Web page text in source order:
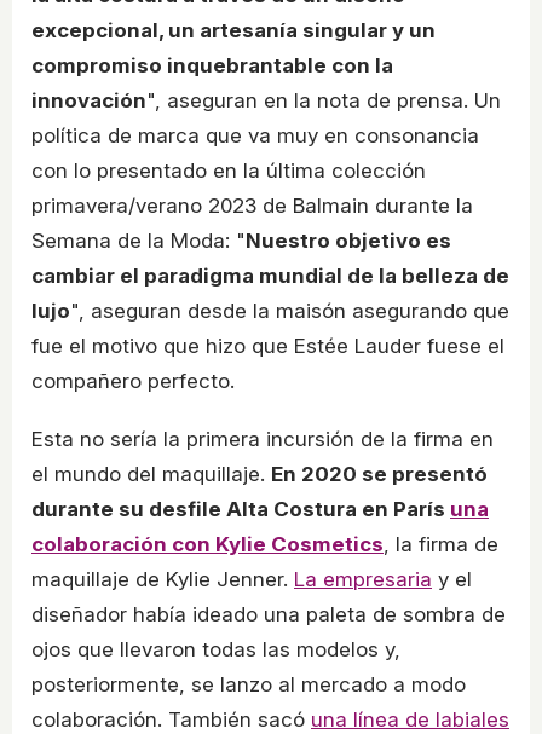
excepcional, un artesanía singular y un
compromiso inquebrantable con la
innovación", aseguran en la nota de prensa. Un
política de marca que va muy en consonancia
con lo presentado en la última colección
primavera/verano 2023 de Balmain durante la
Semana de la Moda: "Nuestro objetivo es
cambiar el paradigma mundial de la belleza de
lujo", aseguran desde la maisón asegurando que
fue el motivo que hizo que Estée Lauder fuese el
compañero perfecto.
Esta no sería la primera incursión de la firma en
el mundo del maquillaje. En 2020 se presentó
durante su desfile Alta Costura en París una
colaboración con Kylie Cosmetics, la firma de
maquillaje de Kylie Jenner. La empresaria y el
diseñador había ideado una paleta de sombra de
ojos que llevaron todas las modelos y,
posteriormente, se lanzo al mercado a modo
colaboración. También sacó una línea de labiales